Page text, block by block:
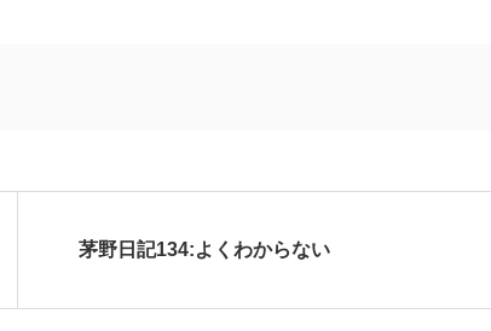
茅野日記134:よくわからない